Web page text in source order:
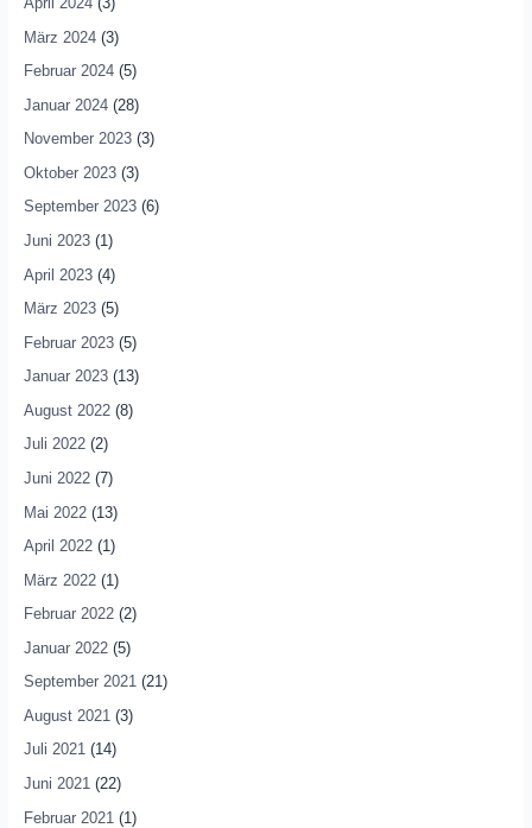
März 2024(3)
Februar 2024(5)
Januar 2024(28)
November 2023(3)
Oktober 2023(3)
September 2023(6)
Juni 2023(1)
April 2023(4)
März 2023(5)
Februar 2023(5)
Januar 2023(13)
August 2022(8)
Juli 2022(2)
Juni 2022(7)
Mai 2022(13)
April 2022(1)
März 2022(1)
Februar 2022(2)
Januar 2022(5)
September 2021(21)
August 2021 (3)
Juli 2021(14)
Juni 2021(22)
Februar 2021 (1)